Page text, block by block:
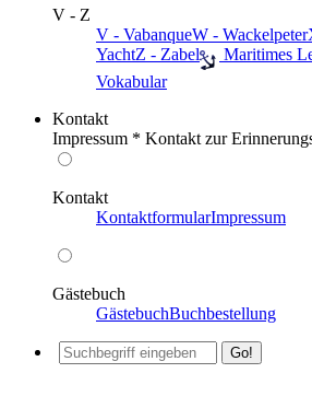
V - Z
V - VabanqueW - Wackelpeter
YachtZ - Zabel Maritimes
Vokabular
Kontakt
Impressum * Kontakt zur
Kontakt
KontaktformularImpressum
Gästebuch
GästebuchBuchbestellung